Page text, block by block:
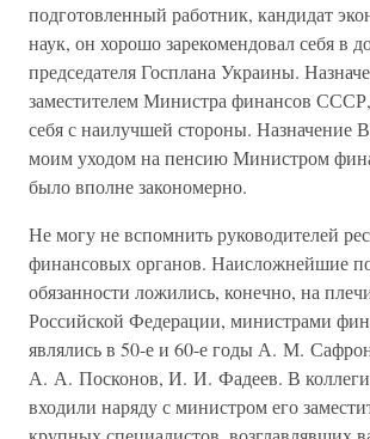
подготовленный работник, кандидат
наук, он хорошо зарекомендовал себя в
председателя Госплана Украины.
заместителем Министра финансов
себя с наилучшей стороны. Назначение
моим уходом на пенсию Министром
было вполне закономерно.
Не могу не вспомнить руководителей
финансовых органов. Наисложнейшие
обязанности ложились, конечно, на
Российской Федерации, министрами
являлись в 50-е и 60-е годы А. М.
А. А. Посконов, И. И. Фадеев. В
входили наряду с министром его